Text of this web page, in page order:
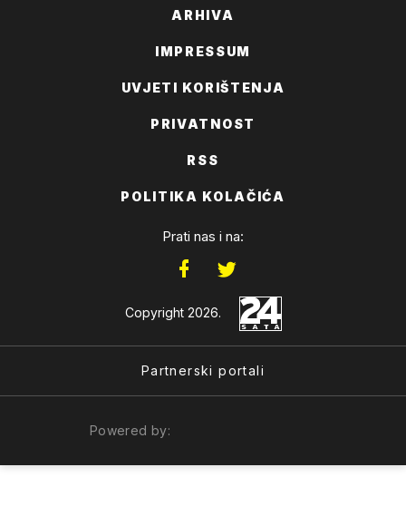
ARHIVA
IMPRESSUM
UVJETI KORIŠTENJA
PRIVATNOST
RSS
POLITIKA KOLAČIĆA
Prati nas i na:
Copyright 2026.
Partnerski portali
Powered by: